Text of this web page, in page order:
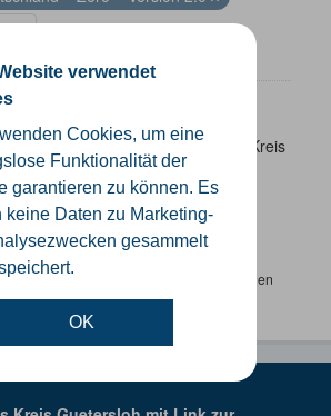
verwendet
Cookies, um eine
Funktionalität der
garantieren zu können. Es
keine Daten zu Marketing-
gesammelt
OK
der Verwaltungsgrenzen im Kreis
KML
Wenden Sie sich bitte an einen
guetersloh.de